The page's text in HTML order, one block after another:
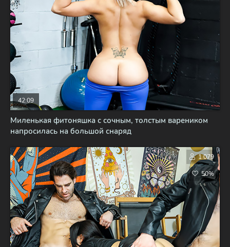
Миленькая фитоняшка с сочным, толстым вареником
напросилась на большой снаряд
42:09
1 079
50%